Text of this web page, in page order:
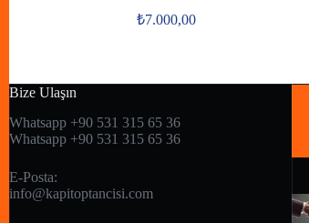
₺7.000,00
Bize Ulaşın
Whatsapp +90 531 315 65 36
Whatsapp +90 531 315 65 36
E-Posta:
info@kapitoptancisi.com